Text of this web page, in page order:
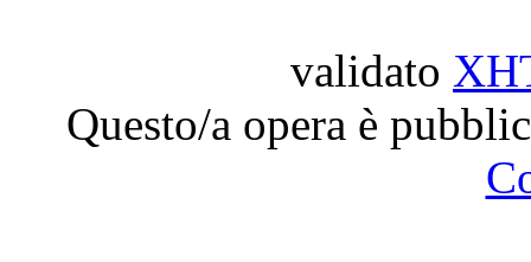
validato
Questo/a opera è